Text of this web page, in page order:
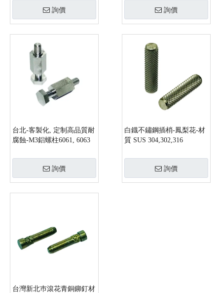
詢價 詢價
台北-客製化, 定制高品質耐
腐蝕-M3鋁螺柱6061, 6063
詢價
白鐡不鏽鋼插梢-鳳梨花-材
質 SUS 304,302,316
詢價
台灣新北巿滾花青銅鉚釘材